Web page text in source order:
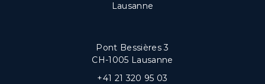
Lausanne
Pont Bessières 3
CH-1005 Lausanne
+41 21 320 95 03